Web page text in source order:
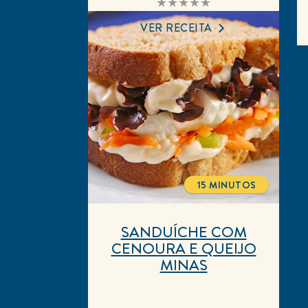
avaliação
enviada
para
este
recipe
VER RECEITA
SANDUÍCHE COM
CENOURA E QUEIJO
MINAS
TOTALTIME
15 MINUTOS